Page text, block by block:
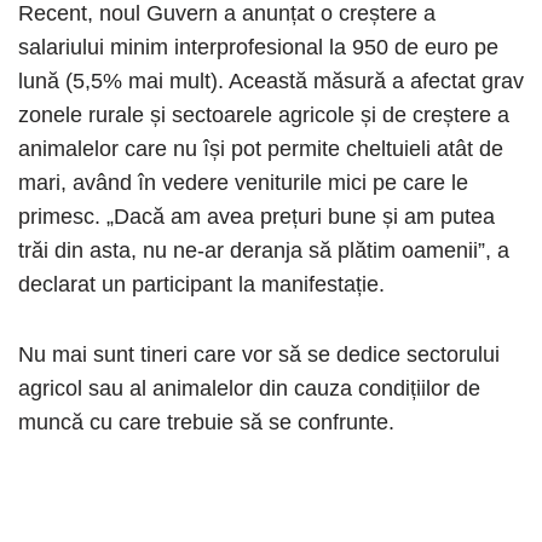
Recent, noul Guvern a anunțat o creștere a
salariului minim interprofesional la 950 de euro pe
lună (5,5% mai mult). Această măsură a afectat grav
zonele rurale și sectoarele agricole și de creștere a
animalelor care nu își pot permite cheltuieli atât de
mari, având în vedere veniturile mici pe care le
primesc. „Dacă am avea prețuri bune și am putea
trăi din asta, nu ne-ar deranja să plătim oamenii”, a
declarat un participant la manifestație.
Nu mai sunt tineri care vor să se dedice sectorului
agricol sau al animalelor din cauza condițiilor de
muncă cu care trebuie să se confrunte.